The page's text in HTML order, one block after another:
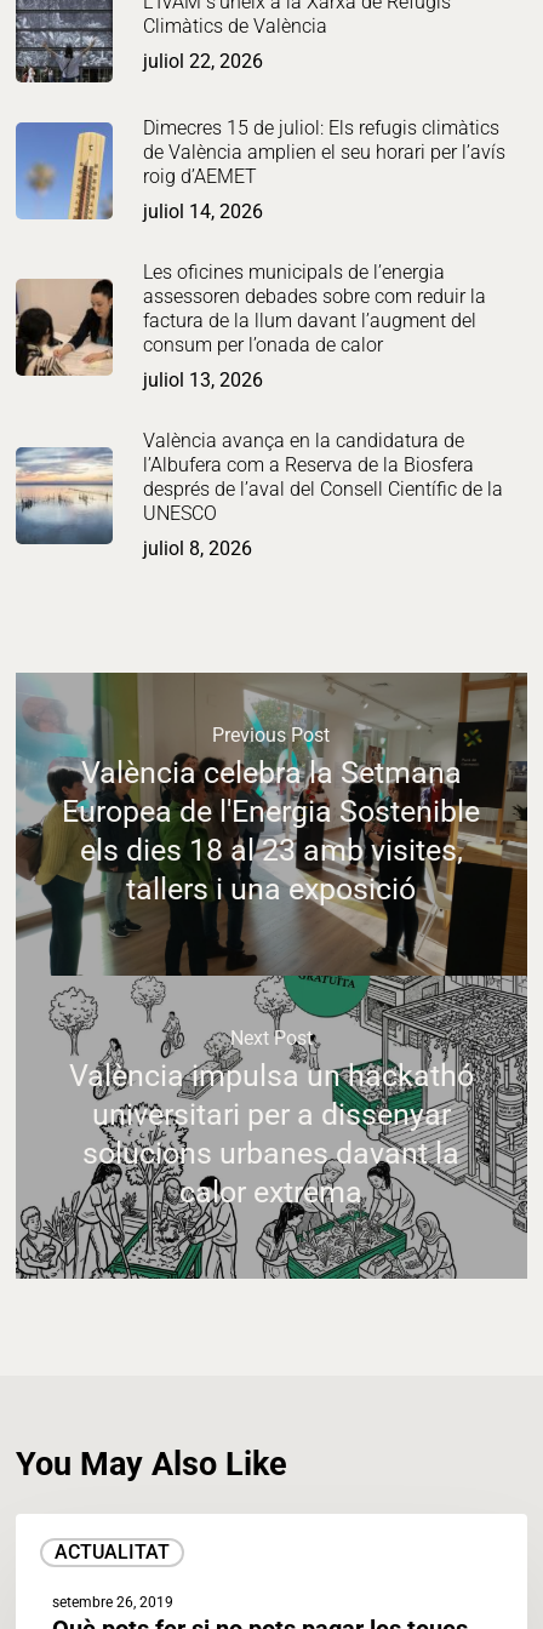
Climàtics de València
juliol 22, 2026
Dimecres 15 de juliol: Els refugis climàtics
de València amplien el seu horari per l’avís
roig d’AEMET
juliol 14, 2026
Les oficines municipals de l’energia
assessoren debades sobre com reduir la
factura de la llum davant l’augment del
consum per l’onada de calor
juliol 13, 2026
València avança en la candidatura de
l’Albufera com a Reserva de la Biosfera
després de l’aval del Consell Científic de la
UNESCO
juliol 8, 2026
Previous Post
València celebra la Setmana
Europea de l'Energia Sostenible
els dies 18 al 23 amb visites,
tallers i una exposició
Next Post
València impulsa un hackathó
universitari per a dissenyar
solucions urbanes davant la
calor extrema
You May Also Like
ACTUALITAT
pots
setembre 26, 2019